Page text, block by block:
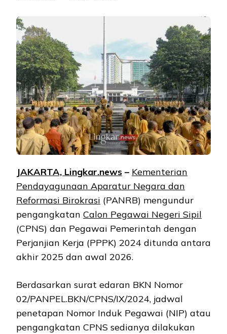
JAKARTA, Lingkar.news – Kementerian
Pendayagunaan Aparatur Negara dan
Reformasi Birokrasi (PANRB) mengundur
pengangkatan Calon Pegawai Negeri Sipil
(CPNS) dan Pegawai Pemerintah dengan
Perjanjian Kerja (PPPK) 2024 ditunda antara
akhir 2025 dan awal 2026.
Berdasarkan surat edaran BKN Nomor
02/PANPEL.BKN/CPNS/IX/2024, jadwal
penetapan Nomor Induk Pegawai (NIP) atau
pengangkatan CPNS sedianya dilakukan